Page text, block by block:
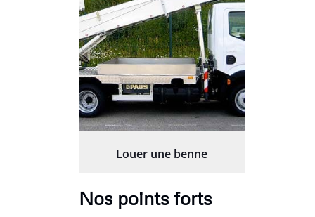
Louer une benne
Nos points forts